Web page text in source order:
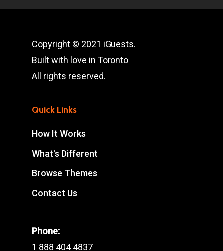
Copyright © 2021 iGuests.
Built with love in Toronto
All rights reserved.
Quick Links
How It Works
What's Different
Browse Themes
Contact Us
Phone:
1 888 404 4837